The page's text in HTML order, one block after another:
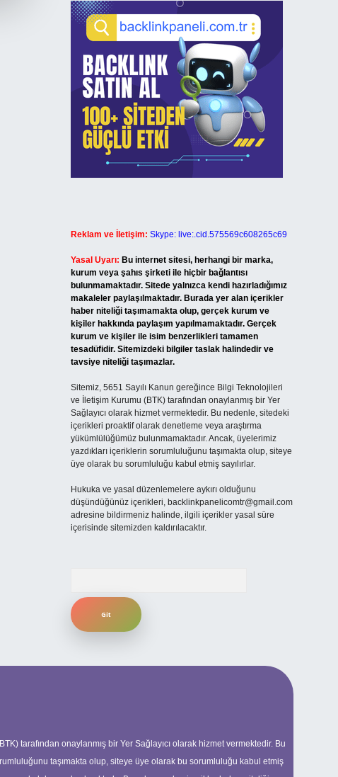
Reklam ve İletişim: Skype: live:.cid.575569c608265c69
Yasal Uyarı: Bu internet sitesi, herhangi bir marka,
kurum veya şahıs şirketi ile hiçbir bağlantısı
bulunmamaktadır. Sitede yalnızca kendi hazırladığımız
makaleler paylaşılmaktadır. Burada yer alan içerikler
haber niteliği taşımamakta olup, gerçek kurum ve
kişiler hakkında paylaşım yapılmamaktadır. Gerçek
kurum ve kişiler ile isim benzerlikleri tamamen
tesadüfidir. Sitemizdeki bilgiler taslak halindedir ve
tavsiye niteliği taşımazlar.
Sitemiz, 5651 Sayılı Kanun gereğince Bilgi Teknolojileri
ve İletişim Kurumu (BTK) tarafından onaylanmış bir Yer
Sağlayıcı olarak hizmet vermektedir. Bu nedenle, sitedeki
içerikleri proaktif olarak denetleme veya araştırma
yükümlülüğümüz bulunmamaktadır. Ancak, üyelerimiz
yazdıkları içeriklerin sorumluluğunu taşımakta olup, siteye
üye olarak bu sorumluluğu kabul etmiş sayılırlar.
Hukuka ve yasal düzenlemelere aykırı olduğunu
düşündüğünüz içerikleri, backlinkpanelicomtr@gmail.com
adresine bildirmeniz halinde, ilgili içerikler yasal süre
içerisinde sitemizden kaldırılacaktır.
tarafından onaylanmış bir Yer Sağlayıcı olarak hizmet vermektedir. Bu
taşımakta olup, siteye üye olarak bu sorumluluğu kabul etmiş